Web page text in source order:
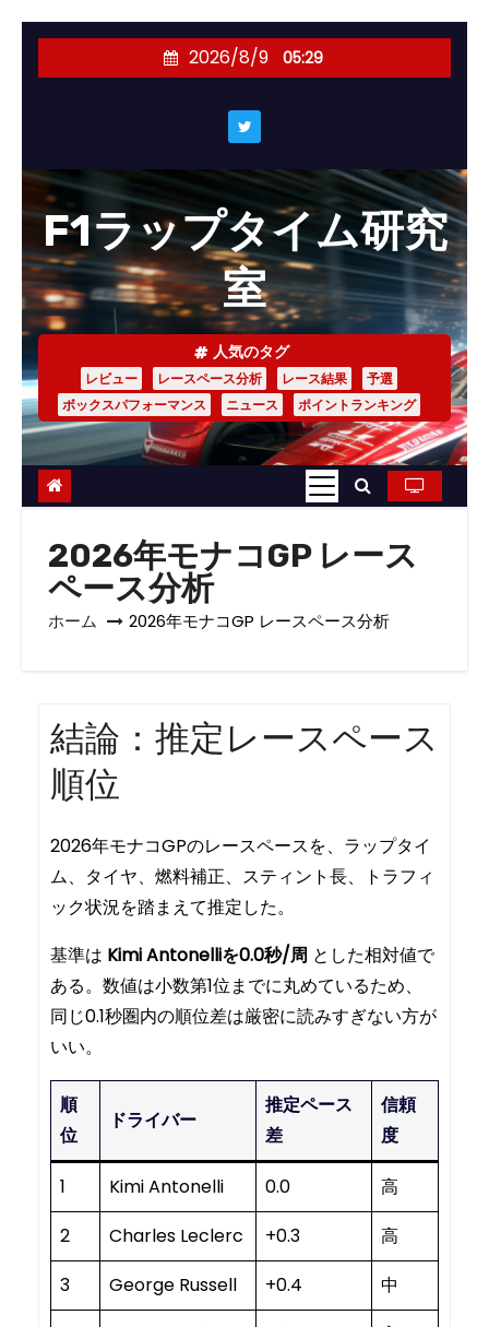
ス
キ
ッ
プ
2026/8/9 05:29
F1ラップタイム研究
室
人気のタグ
レビュー レースペース分析 レース結果
予選
ボックスパフォーマンス
ニュース ポイントランキング
2026年モナコGP レース
ペース分析
ホーム 2026年モナコGP レースペース分析
結論：推定レースペース
順位
2026年モナコGPのレースペースを、ラップタイ
ム、タイヤ、燃料補正、スティント長、トラフィ
ック状況を踏まえて推定した。
基準は Kimi Antonelliを0.0秒/周 とした相対値で
ある。数値は小数第1位までに丸めているため、
同じ0.1秒圏内の順位差は厳密に読みすぎない方が
いい。
順
位
ドライバー
推定ペース
差
信頼
度
1 Kimi Antonelli 0.0
高
2
Charles Leclerc +0.3
高
3
George Russell +0.4
中